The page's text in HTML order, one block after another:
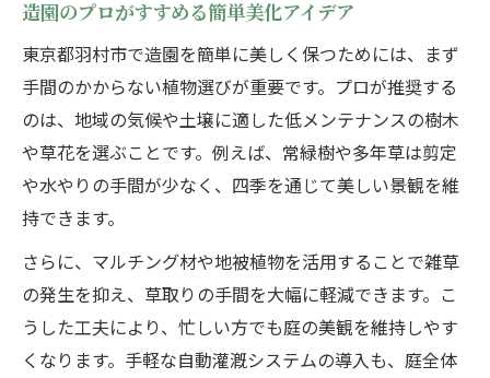
造園のプロがすすめる簡単美化アイデア
東京都羽村市で造園を簡単に美しく保つためには、まず
手間のかからない植物選びが重要です。プロが推奨する
のは、地域の気候や土壌に適した低メンテナンスの樹木
や草花を選ぶことです。例えば、常緑樹や多年草は剪定
や水やりの手間が少なく、四季を通じて美しい景観を維
持できます。
さらに、マルチング材や地被植物を活用することで雑草
の発生を抑え、草取りの手間を大幅に軽減できます。こ
うした工夫により、忙しい方でも庭の美観を維持しやす
くなります。手軽な自動灌漑システムの導入も、庭全体